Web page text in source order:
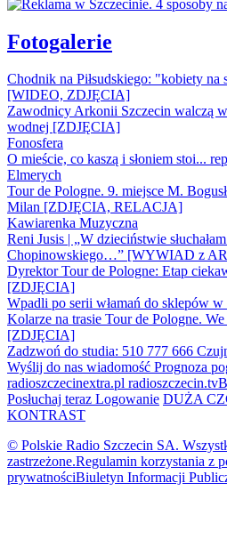
Fotogalerie
Chodnik na Piłsudskiego: "kobiety na
[WIDEO, ZDJĘCIA]
Zawodnicy Arkonii Szczecin walczą
wodnej [ZDJĘCIA]
Fonosfera
O mieście, co kaszą i słoniem stoi...
Elmerych
Tour de Pologne. 9. miejsce M.
Milan [ZDJĘCIA, RELACJA]
Kawiarenka Muzyczna
Reni Jusis | „W dzieciństwie
Chopinowskiego…” [WYWIAD z
Dyrektor Tour de Pologne: Etap
[ZDJĘCIA]
Wpadli po serii włamań do sklepów w
Kolarze na trasie Tour de Pologne.
[ZDJĘCIA]
Zadzwoń do studia: 510 777 666
Wyślij do nas wiadomość Prognoza
radioszczecinextra.pl radioszczecin.tv
Posłuchaj teraz Logowanie DUŻA
KONTRAST
© Polskie Radio Szczecin SA.
zastrzeżone.Regulamin korzystania z
prywatnościBiuletyn Informacji